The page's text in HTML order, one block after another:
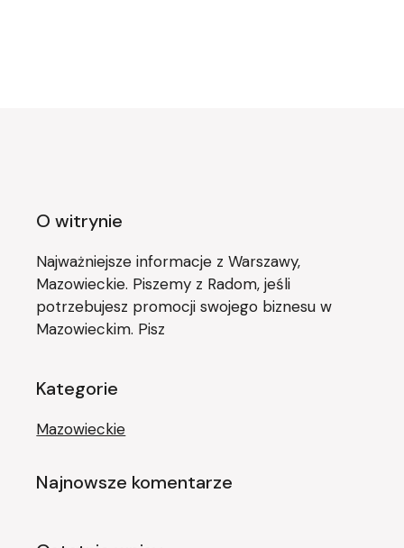
O witrynie
Najważniejsze informacje z Warszawy,
Mazowieckie. Piszemy z Radom, jeśli
potrzebujesz promocji swojego biznesu w
Mazowieckim. Pisz
Kategorie
Mazowieckie
Najnowsze komentarze